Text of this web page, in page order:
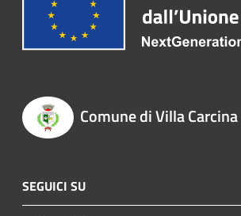
Comune di Villa Carcina
SEGUICI SU